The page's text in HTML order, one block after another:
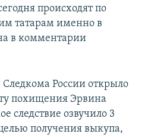
происходят по
татарам именно в
в комментарии
России открыло
похищения Эрвина
следствие озвучило 3
получения выкупа,